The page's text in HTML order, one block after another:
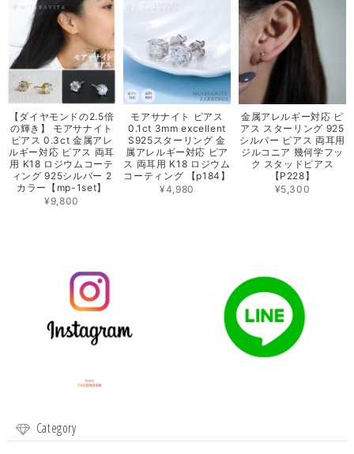
【ダイヤモンドの2.5倍
の輝き】 モアサナイト
ピアス 0.3ct 金属アレ
ルギー対応 ピアス 両耳
用 K18 ロジウムコーテ
ィング 925シルバー 2
カラー【mp-1set】
¥9,800
モアサナイト ピアス
0.1ct 3mm excellent
S925スターリング 金
属アレルギー対応 ピア
ス 両耳用 K18 ロジウム
コーティング 【p184】
¥4,980
金属アレルギー対応 ピ
アス スターリング 925
シルバー ピアス 両耳用
ジルコニア 幾何学フッ
ク スタッドピアス
【P228】
¥5,300
Category